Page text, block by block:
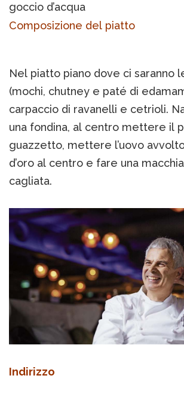
goccio d’acqua
Composizione del piatto
Nel piatto piano dove ci saranno
(mochi, chutney e paté di
carpaccio di ravanelli e cetrioli.
una fondina, al centro mettere il
guazzetto, mettere l’uovo
d’oro al centro e fare una
cagliata.
Indirizzo